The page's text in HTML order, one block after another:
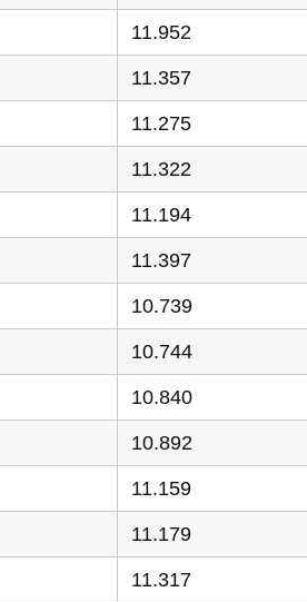
11.952
11.357
11.275
11.322
11.194
11.397
10.739
10.744
10.840
10.892
11.159
11.179
11.317